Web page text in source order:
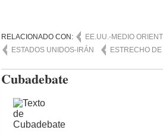
RELACIONADO CON:
EE.UU.-MEDIO
ESTADOS UNIDOS-IRÁN
ESTRECHO
Cubadebate